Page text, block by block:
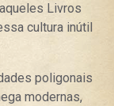
Livros
cultura inútil
poligonais
modernas,